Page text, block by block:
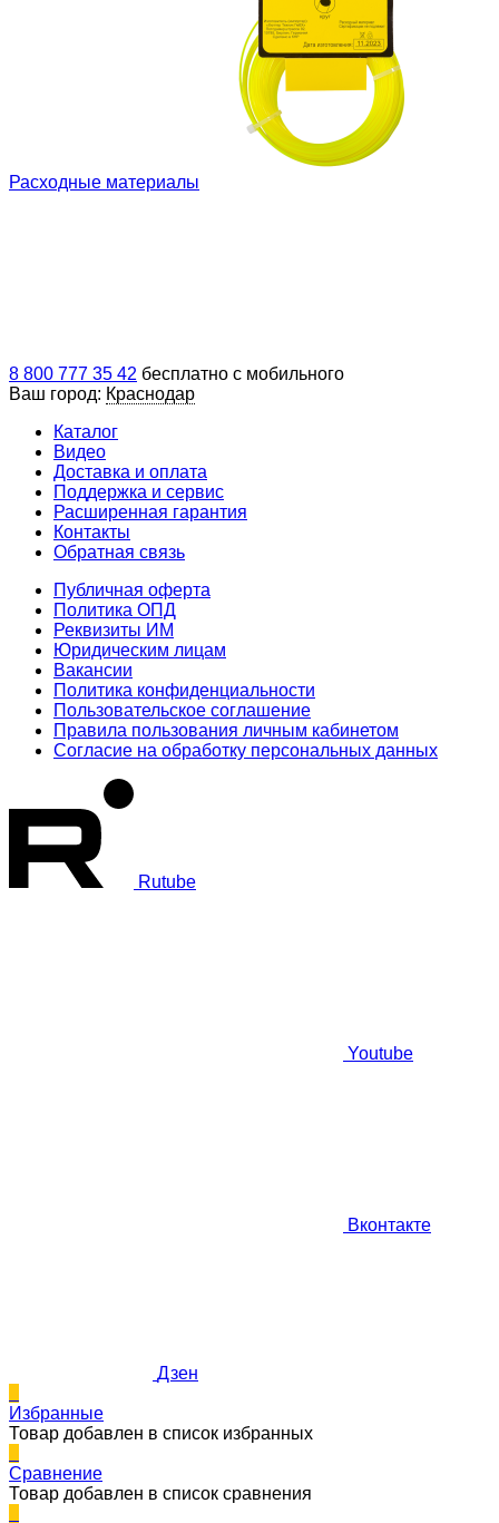
Расходные материалы
8 800 777 35 42 бесплатно с мобильного
Ваш город: Краснодар
Каталог
Видео
Доставка и оплата
Поддержка и сервис
Расширенная гарантия
Контакты
Обратная связь
Публичная оферта
Политика ОПД
Реквизиты ИМ
Юридическим лицам
Вакансии
Политика конфиденциальности
Пользовательское соглашение
Правила пользования личным кабинетом
Согласие на обработку персональных данных
Rutube
Youtube
Вконтакте
Дзен
Избранные
Товар добавлен в список избранных
Сравнение
Товар добавлен в список сравнения